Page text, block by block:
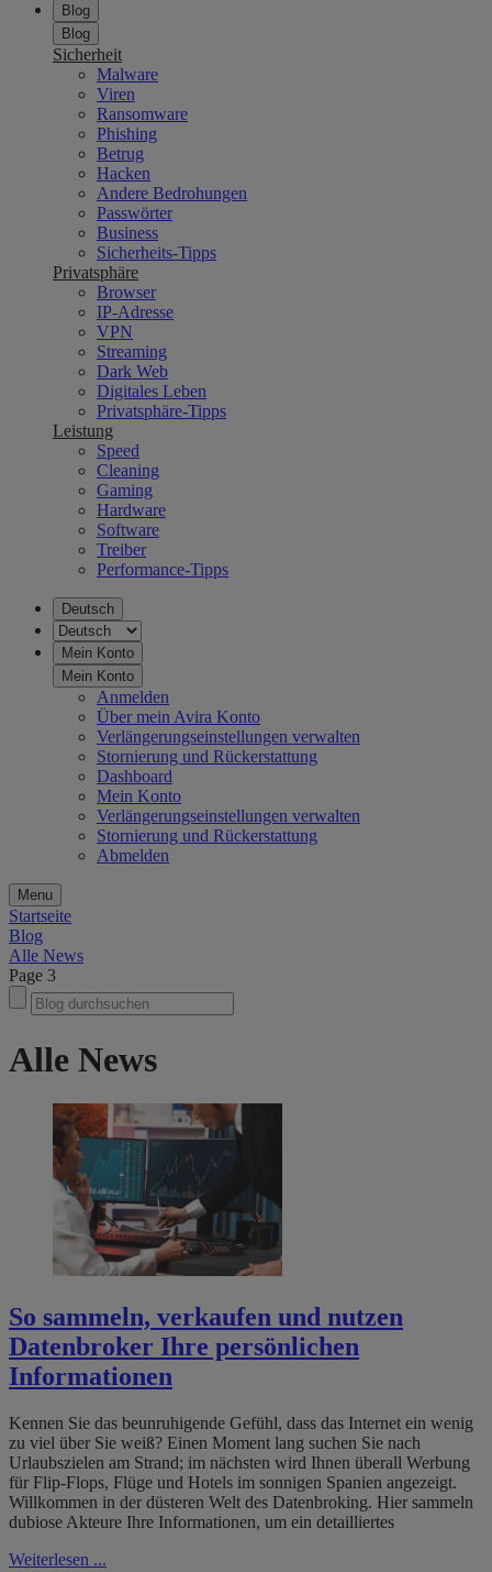
Blog
Blog
Sicherheit
Malware
Viren
Ransomware
Phishing
Betrug
Hacken
Andere Bedrohungen
Passwörter
Business
Sicherheits-Tipps
Privatsphäre
Browser
IP-Adresse
VPN
Streaming
Dark Web
Digitales Leben
Privatsphäre-Tipps
Leistung
Speed
Cleaning
Gaming
Hardware
Software
Treiber
Performance-Tipps
Deutsch
Mein Konto
Mein Konto
Anmelden
Über mein Avira Konto
Verlängerungseinstellungen verwalten
Stornierung und Rückerstattung
Dashboard
Mein Konto
Verlängerungseinstellungen verwalten
Stornierung und Rückerstattung
Abmelden
Menu
Startseite
Blog
Alle News
Page 3
Alle News
So sammeln, verkaufen und nutzen
Datenbroker Ihre persönlichen
Informationen
Kennen Sie das beunruhigende Gefühl, dass das Internet ein wenig
zu viel über Sie weiß? Einen Moment lang suchen Sie nach
Urlaubszielen am Strand; im nächsten wird Ihnen überall Werbung
für Flip-Flops, Flüge und Hotels im sonnigen Spanien angezeigt.
Willkommen in der düsteren Welt des Datenbroking. Hier sammeln
dubiose Akteure Ihre Informationen, um ein detailliertes
Weiterlesen ...